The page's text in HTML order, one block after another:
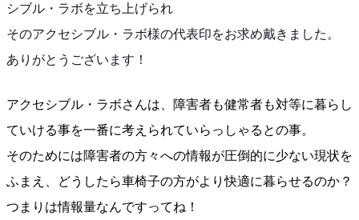
シブル・ラボを立ち上げられ
そのアクセシブル・ラボ様の代表印をお求め戴きました。
ありがとうございます！
アクセシブル・ラボさんは、障害者も健常者も対等に暮ら し
ていける事を一番に考えられていらっしゃるとの事。
そのためには障害者の方々への情報が圧倒的に少ない現状を
ふまえ、どうしたら車椅子の方がより快適に暮らせるのか？
つまりは情報量なんですってね！